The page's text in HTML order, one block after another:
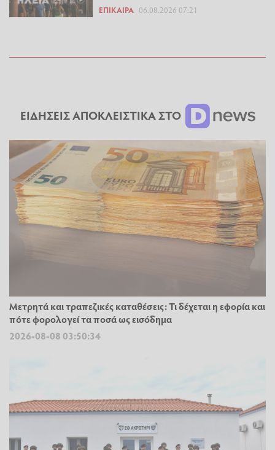
ΕΠΊΚΑΙΡΑ 06.08.2026 07:21
ΕΙΔΗΣΕΙΣ ΑΠΟΚΛΕΙΣΤΙΚΑ ΣΤΟ
Μετρητά και τραπεζικές καταθέσεις: Τι δέχεται η εφορία και
πότε φορολογεί τα ποσά ως εισόδημα
2026-08-08 03:50:34